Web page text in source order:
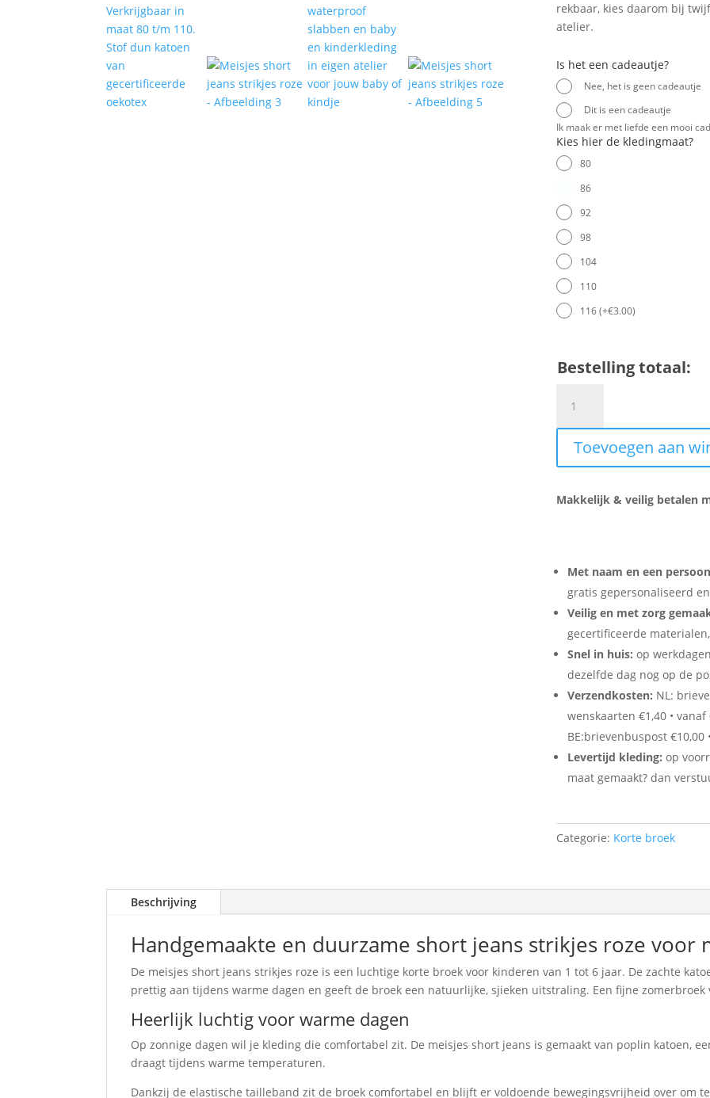
rekbaar, kies daarom bij
atelier.
Is het een cadeautje?
Nee, het is geen cadeautje
Dit is een cadeautje
Ik maak er met liefde een mooi
Kies hier de kledingmaat?
80
86
92
98
104
110
116(+€3.00)
Bestelling totaal:
short
jeans
strikjes
roze
Toevoegen aan
Makkelijk & veilig betalen
Met naam en een
gratis gepersonaliseerd
Veilig en met zorg
gecertificeerde
Snel in huis: op
dezelfde dag nog op de
Verzendkosten: NL:
wenskaarten €1,40 •
BE:brievenbuspost €10,00
Levertijd kleding: op
maat gemaakt? dan
Categorie: Korte broek
Beschrijving
Handgemaakte en duurzame short jeans strikjes roze voor
De meisjes short jeans strikjes roze is een luchtige korte broek voor kinderen van 1 tot 6 jaar. De zachte
prettig aan tijdens warme dagen en geeft de broek een natuurlijke, sjieken uitstraling. Een fijne
Heerlijk luchtig voor warme dagen
Op zonnige dagen wil je kleding die comfortabel zit. De meisjes short jeans is gemaakt van poplin katoen,
draagt tijdens warme temperaturen.
Dankzij de elastische tailleband zit de broek comfortabel en blijft er voldoende bewegingsvrijheid over om